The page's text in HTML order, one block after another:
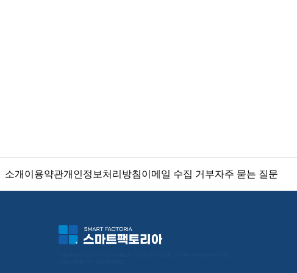
소개 이용약관개인정보처리방침이메일 수집 거부자주 묻는 질문